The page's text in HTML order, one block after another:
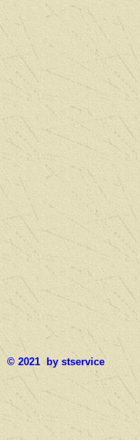
© 2021 by stservice